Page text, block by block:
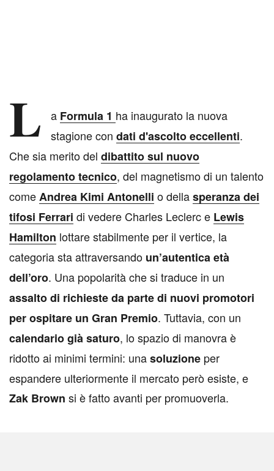
L a Formula 1 ha inaugurato la nuova
stagione con dati d'ascolto eccellenti.
Che sia merito del dibattito sul nuovo
regolamento tecnico, del magnetismo di un talento
comeAndrea Kimi Antonelli o dellasperanza dei
tifosi Ferrari di vedere Charles Leclerc e Lewis
Hamilton lottare stabilmente per il vertice, la
categoria sta attraversando un’autentica età
dell’oro. Una popolarità che si traduce in un
assalto di richieste da parte di nuovi promotori
per ospitare un Gran Premio. Tuttavia, con un
calendario già saturo, lo spazio di manovra è
ridotto ai minimi termini: unasoluzione per
espandere ulteriormente il mercato però esiste, e
Zak Brown si è fatto avanti per promuoverla.